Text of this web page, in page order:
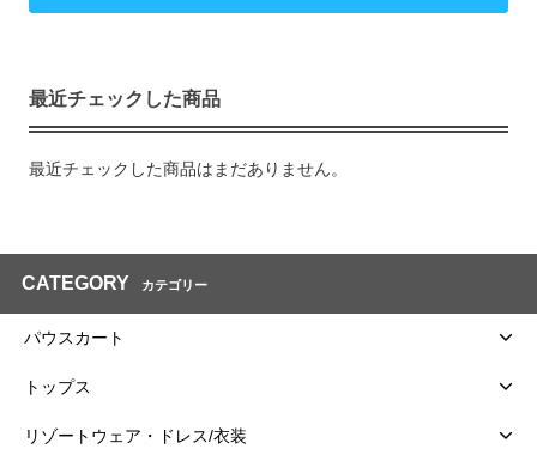
最近チェックした商品
最近チェックした商品はまだありません。
CATEGORY カテゴリー
パウスカート
トップス
リゾートウェア・ドレス/衣装